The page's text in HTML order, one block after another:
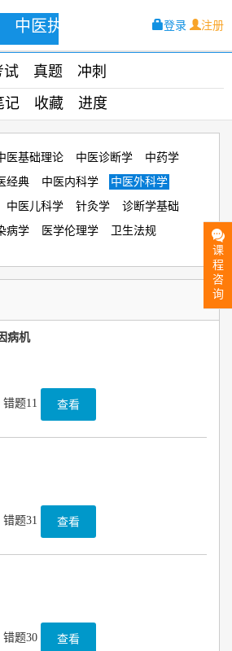
中医执业 登录 注册
试 真题
冲刺
记 收藏 进度
医基础理论 中医诊断学
中药学
经典 中医内科学
中医外科学
中医儿科学 针灸学
诊断学基础
病学 医学伦理学 卫生法规
病机
错题11 查看
错题31 查看
错题30 查看
课
程
咨
询